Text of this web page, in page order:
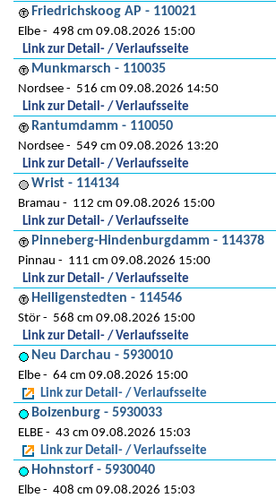
Friedrichskoog AP - 110021
Elbe
498 cm 09.08.2026 15:00
Link zur Detail- / Verlaufsseite
Munkmarsch - 110035
Nordsee
516 cm 09.08.2026 14:50
Link zur Detail- / Verlaufsseite
Rantumdamm - 110050
Nordsee
549 cm 09.08.2026 13:20
Link zur Detail- / Verlaufsseite
Wrist - 114134
Bramau
112 cm 09.08.2026 15:00
Link zur Detail- / Verlaufsseite
Pinneberg-Hindenburgdamm - 114378
Pinnau
111 cm 09.08.2026 15:00
Link zur Detail- / Verlaufsseite
Heiligenstedten - 114546
Stör
568 cm 09.08.2026 15:00
Link zur Detail- / Verlaufsseite
Neu Darchau - 5930010
Elbe
64 cm 09.08.2026 15:00
Link zur Detail- / Verlaufsseite
Boizenburg - 5930033
ELBE
43 cm 09.08.2026 15:03
Link zur Detail- / Verlaufsseite
Hohnstorf - 5930040
Elbe
408 cm 09.08.2026 15:03